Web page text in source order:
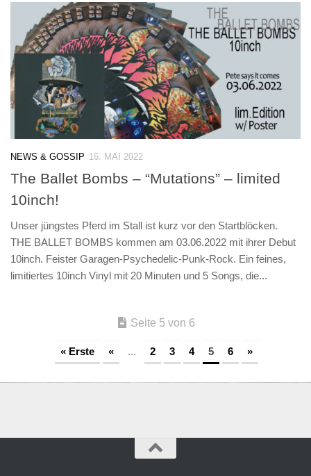
NEWS & GOSSIP 16. MAI 2022
The Ballet Bombs – “Mutations” – limited
10inch!
Unser jüngstes Pferd im Stall ist kurz vor den Startblöcken.
THE BALLET BOMBS kommen am 03.06.2022 mit ihrer Debut
10inch. Feister Garagen-Psychedelic-Punk-Rock. Ein feines,
limitiertes 10inch Vinyl mit 20 Minuten und 5 Songs, die...
Seite 5 von 6
« Erste « ... 2 3 4 5 6 »